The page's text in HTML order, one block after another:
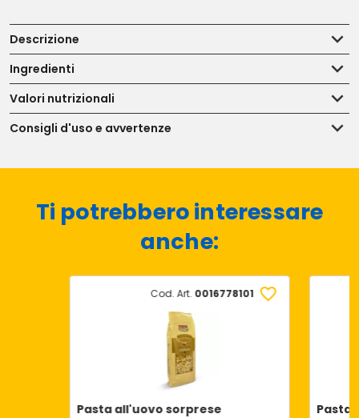
Descrizione
Ingredienti
Valori nutrizionali
Consigli d'uso e avvertenze
Ti potrebbero interessare
anche:
Cod. Art. 0016778101
Pasta all'uovo sorprese Pasta